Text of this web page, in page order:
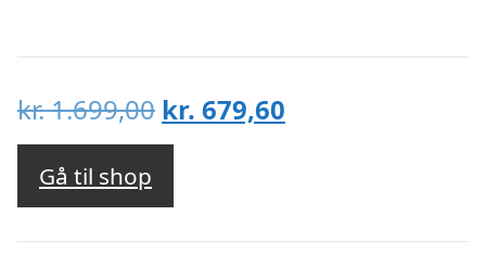
kr.1.699,00 Den
oprindelige
var:
kr. 1.699,00.
kr. 679,60
kr. 679,60.
Gå til shop